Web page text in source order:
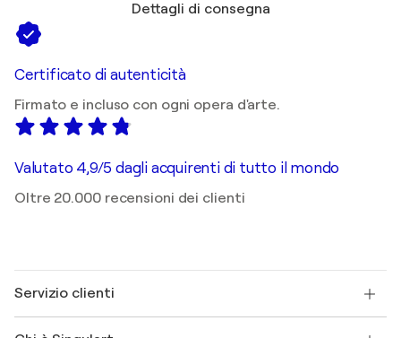
Dettagli di consegna
Certificato di autenticità
Firmato e incluso con ogni opera d'arte.
Valutato 4,9/5 dagli acquirenti di tutto il mondo
Oltre 20.000 recensioni dei clienti
Servizio clienti